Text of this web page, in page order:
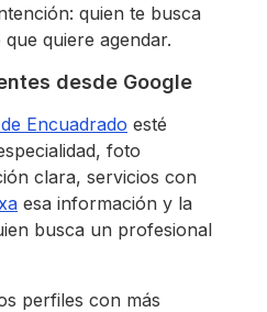
quien te busca
quiere agendar.
desde Google
Encuadrado esté
foto
clara, servicios con
esa información y la
busca un profesional
perfiles con más